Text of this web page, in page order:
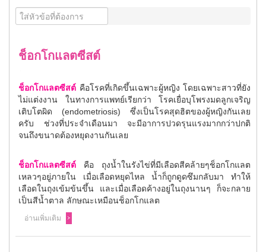
ช็อกโกแลตซีสต์
ช็อกโกแลตซีสต์ คือโรคที่เกิดขึ้นเฉพาะผู้หญิง โดยเฉพาะสาวที่ยัง
ไม่แต่งงาน ในทางการแพทย์เรียกว่า โรคเยื่อบุโพรงมดลูกเจริญ
เติบโตผิด (endometriosis) ซึ่งเป็นโรคสุดฮิตของผู้หญิงกันเลย
ครับ ช่วงที่ประจำเดือนมา จะมีอาการปวดรุนแรงมากกว่าปกติ
จนถึงขนาดต้องหยุดงานกันเลย
ช็อกโกแลตซีสต์ คือ ถุงน้ำในรังไข่ที่มีเลือดสีคล้ายๆช็อกโกแลต
เหลวๆอยู่ภายใน เมื่อเลือดหยุดไหล น้ำก็ถูกดูดซึมกลับมา ทำให้
เลือดในถุงเข้มข้นขึ้น และเมื่อเลือดค้างอยู่ในถุงนานๆ ก็จะกลาย
เป็นสีน้ำตาล ลักษณะเหมือนช็อกโกแลต
อ่านเพิ่มเติม